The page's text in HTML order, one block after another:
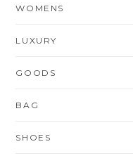
WOMENS
LUXURY
GOODS
BAG
SHOES